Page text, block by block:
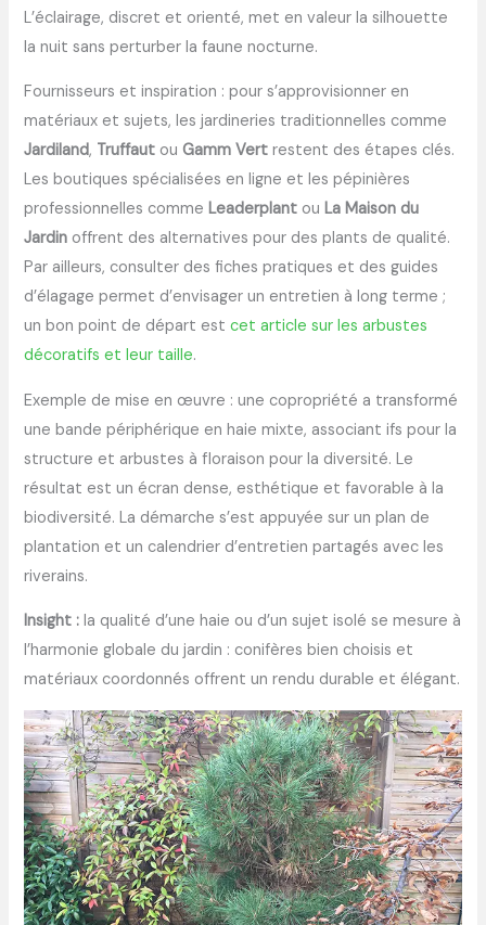
L’éclairage, discret et orienté, met en valeur la silhouette
la nuit sans perturber la faune nocturne.
Fournisseurs et inspiration : pour s’approvisionner en
matériaux et sujets, les jardineries traditionnelles comme
Jardiland, Truffaut ou Gamm Vert restent des étapes clés.
Les boutiques spécialisées en ligne et les pépinières
professionnelles commeLeaderplant ouLa Maison du
Jardin offrent des alternatives pour des plants de qualité.
Par ailleurs, consulter des fiches pratiques et des guides
d’élagage permet d’envisager un entretien à long terme ;
un bon point de départ estcet article sur les arbustes
décoratifs et leur taille.
Exemple de mise en œuvre : une copropriété a transformé
une bande périphérique en haie mixte, associant ifs pour la
structure et arbustes à floraison pour la diversité. Le
résultat est un écran dense, esthétique et favorable à la
biodiversité. La démarche s’est appuyée sur un plan de
plantation et un calendrier d’entretien partagés avec les
riverains.
Insight : la qualité d’une haie ou d’un sujet isolé se mesure à
l’harmonie globale du jardin : conifères bien choisis et
matériaux coordonnés offrent un rendu durable et élégant.